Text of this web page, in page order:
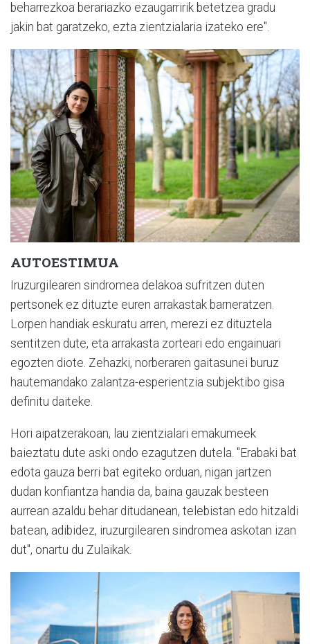
beharrezkoa berariazko ezaugarririk betetzea gradu
jakin bat garatzeko, ezta zientzialaria izateko ere".
AUTOESTIMUA
Iruzurgilearen sindromea delakoa sufritzen duten
pertsonek ez dituzte euren arrakastak barneratzen.
Lorpen handiak eskuratu arren, merezi ez dituztela
sentitzen dute, eta arrakasta zorteari edo engainuari
egozten diote. Zehazki, norberaren gaitasunei buruz
hautemandako zalantza-esperientzia subjektibo gisa
definitu daiteke.
Hori aipatzerakoan, lau zientzialari emakumeek
baieztatu dute aski ondo ezagutzen dutela. "Erabaki bat
edota gauza berri bat egiteko orduan, nigan jartzen
dudan konfiantza handia da, baina gauzak besteen
aurrean azaldu behar ditudanean, telebistan edo hitzaldi
batean, adibidez, iruzurgilearen sindromea askotan izan
dut", onartu du Zulaikak.